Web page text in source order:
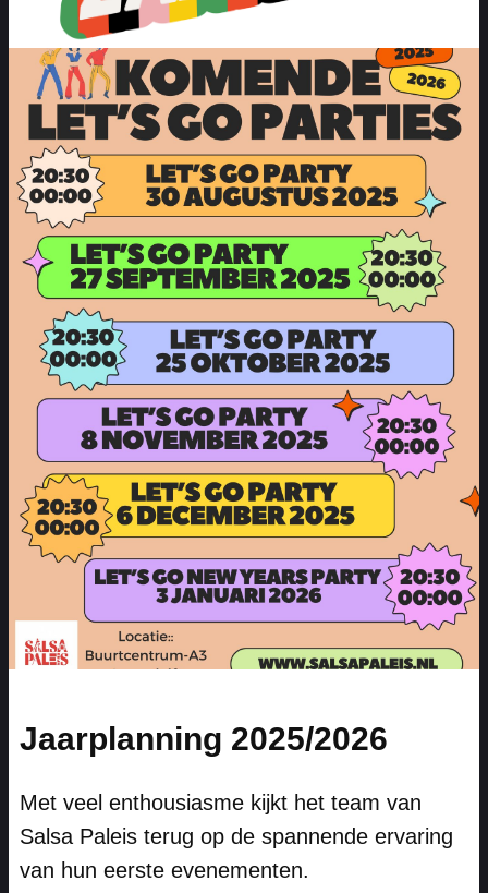
Jaarplanning 2025/2026
Met veel enthousiasme kijkt het team van
Salsa Paleis terug op de spannende ervaring
van hun eerste evenementen.